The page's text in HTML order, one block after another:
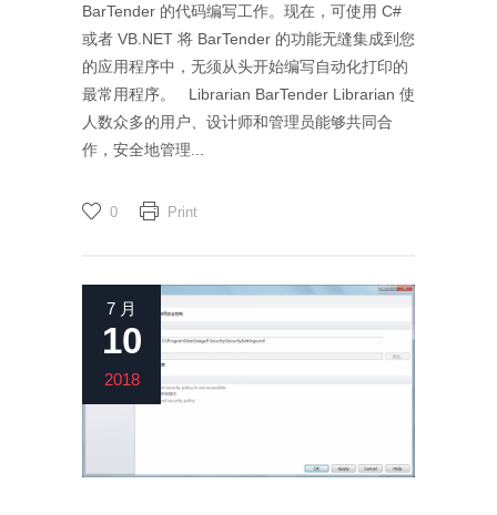
BarTender 的代码编写工作。现在，可使用 C#
或者 VB.NET 将 BarTender 的功能无缝集成到您
的应用程序中，无须从头开始编写自动化打印的
最常用程序。 Librarian BarTender Librarian 使
人数众多的用户、设计师和管理员能够共同合
作，安全地管理...
0 Print
7 月
10
2018